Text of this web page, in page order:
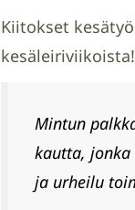
Kiitokset
kesäleiriviikoista!
Mintun
kautta,
ja urheilu